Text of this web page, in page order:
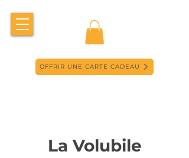
OFFRIR UNE CARTE CADEAU
La Volubile